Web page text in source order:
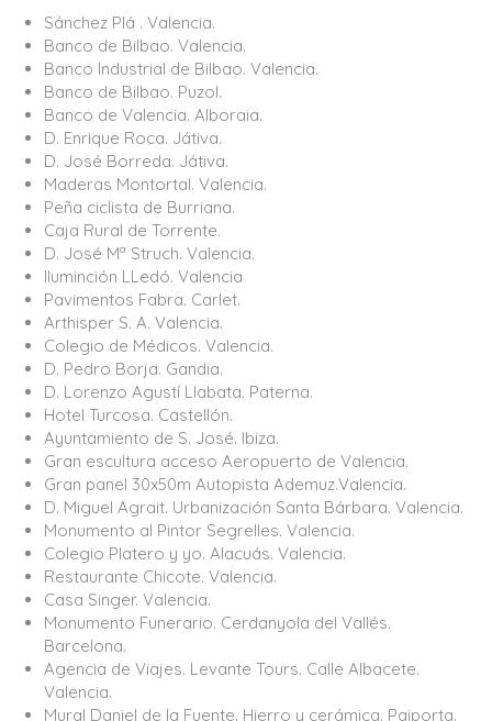
Sánchez Plá . Valencia.
Banco de Bilbao. Valencia.
Banco Industrial de Bilbao. Valencia.
Banco de Bilbao. Puzol.
Banco de Valencia. Alboraia.
D. Enrique Roca. Játiva.
D. José Borreda. Játiva.
Maderas Montortal. Valencia.
Peña ciclista de Burriana.
Caja Rural de Torrente.
D. José Mª Struch. Valencia.
Iluminción LLedó. Valencia
Pavimentos Fabra. Carlet.
Arthisper S. A. Valencia.
Colegio de Médicos. Valencia.
D. Pedro Borja. Gandia.
D. Lorenzo Agustí Llabata. Paterna.
Hotel Turcosa. Castellón.
Ayuntamiento de S. José. Ibiza.
Gran escultura acceso Aeropuerto de Valencia.
Gran panel 30x50m Autopista Ademuz.Valencia.
D. Miguel Agrait. Urbanización Santa Bárbara. Valencia.
Monumento al Pintor Segrelles. Valencia.
Colegio Platero y yo. Alacuás. Valencia.
Restaurante Chicote. Valencia.
Casa Singer. Valencia.
Monumento Funerario. Cerdanyola del Vallés.
Barcelona.
Agencia de Viajes. Levante Tours. Calle Albacete.
Valencia.
Mural Daniel de la Fuente. Hierro y cerámica. Paiporta.